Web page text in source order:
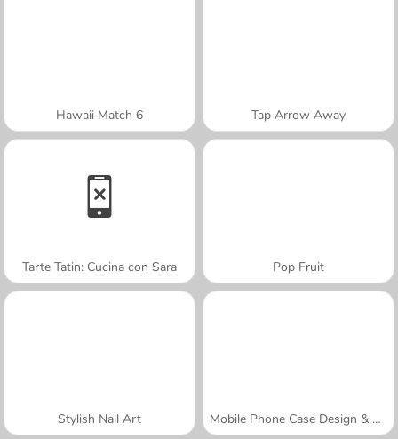
Hawaii Match 6 Tap Arrow Away
Tarte Tatin: Cucina con Sara Pop Fruit
Stylish Nail Art Mobile Phone Case Design & DIY